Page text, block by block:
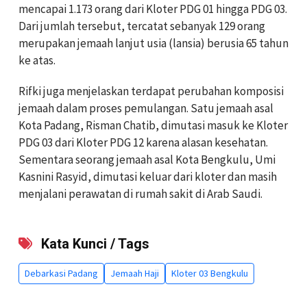
mencapai 1.173 orang dari Kloter PDG 01 hingga PDG 03.
Dari jumlah tersebut, tercatat sebanyak 129 orang
merupakan jemaah lanjut usia (lansia) berusia 65 tahun
ke atas.
Rifki juga menjelaskan terdapat perubahan komposisi
jemaah dalam proses pemulangan. Satu jemaah asal
Kota Padang, Risman Chatib, dimutasi masuk ke Kloter
PDG 03 dari Kloter PDG 12 karena alasan kesehatan.
Sementara seorang jemaah asal Kota Bengkulu, Umi
Kasnini Rasyid, dimutasi keluar dari kloter dan masih
menjalani perawatan di rumah sakit di Arab Saudi.
Kata Kunci / Tags
Debarkasi Padang Jemaah Haji Kloter 03 Bengkulu